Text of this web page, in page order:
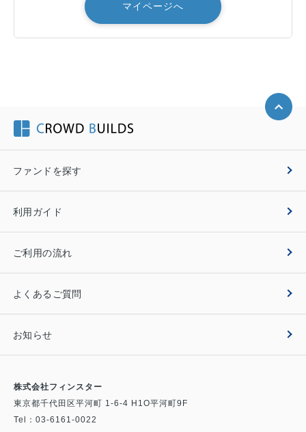
マイページへ
ファンドを探す
利用ガイド
ご利用の流れ
よくあるご質問
お知らせ
株式会社フィンスター
東京都千代田区平河町 1-6-4 H1O平河町9F
Tel： 03-6161-0022